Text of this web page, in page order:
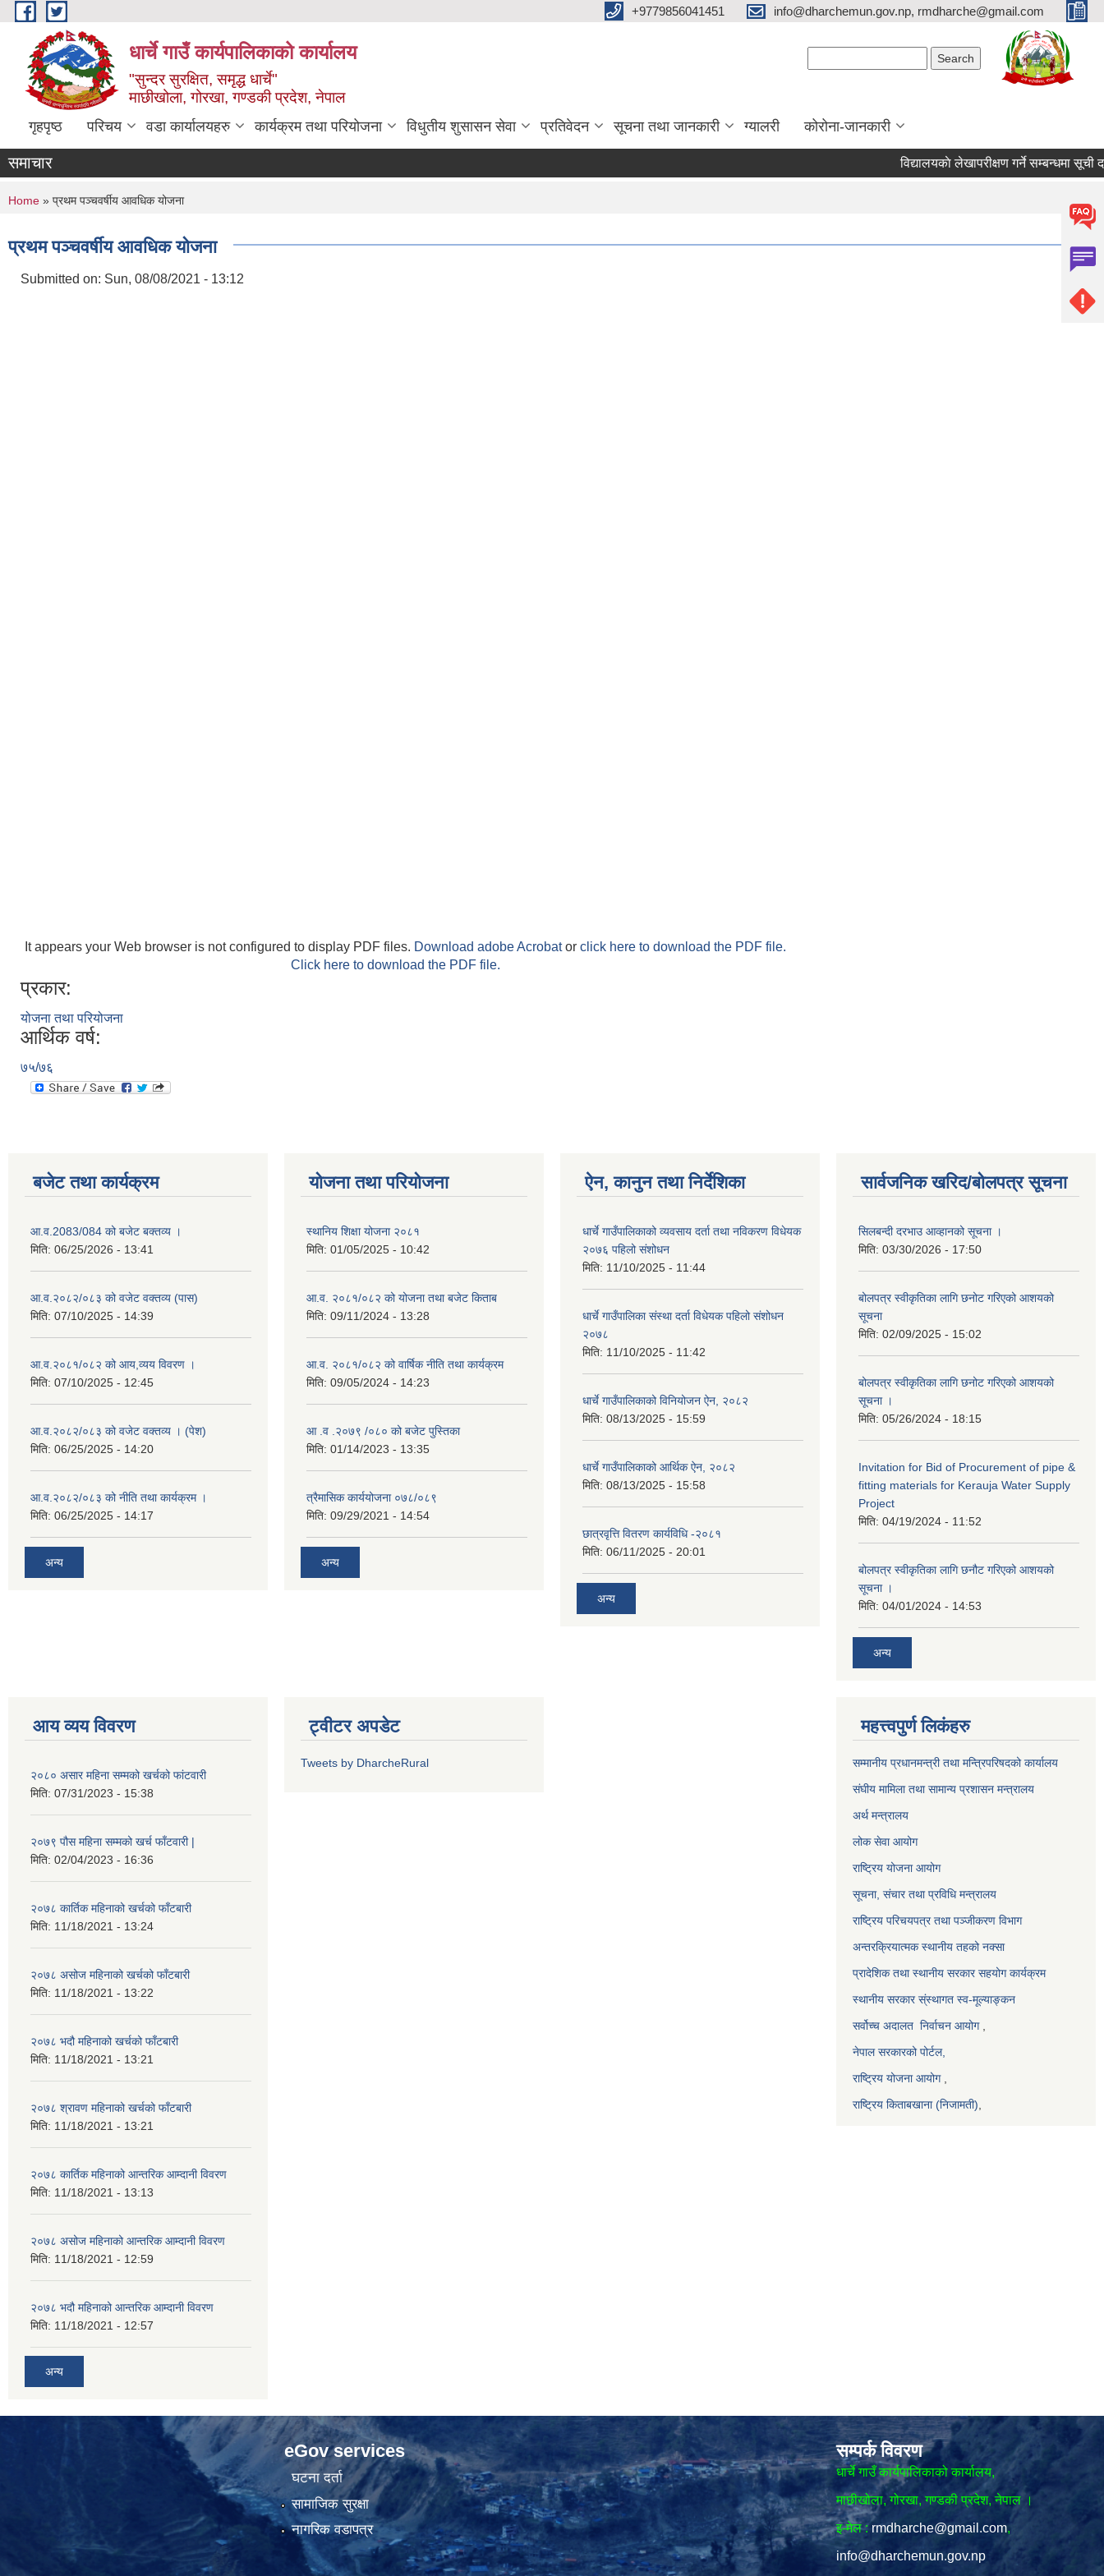
Skip to main content +9779856041451 info@dharchemun.gov.np, rmdharche@gmail.com
धार्चे गाउँ कार्यपालिकाको कार्यालय
"सुन्दर सुरक्षित, समृद्ध धार्चे"
माछीखोला, गोरखा, गण्डकी प्रदेश, नेपाल
गृहपृष्ठ परिचय वडा कार्यालयहरु कार्यक्रम तथा परियोजना विधुतीय शुसासन सेवा प्रतिवेदन सूचना तथा जानकारी ग्यालरी कोरोना-जानकारी
समाचार विद्यालयकाे लेखापरीक्षण गर्ने सम्बन्धमा सूची दर्ता
You are here
Home » प्रथम पञ्चवर्षीय आवधिक योजना
प्रथम पञ्चवर्षीय आवधिक योजना
Submitted on: Sun, 08/08/2021 - 13:12
It appears your Web browser is not configured to display PDF files. Download adobe Acrobator click here to download the PDF file.
Click here to download the PDF file.
प्रकार:
योजना तथा परियोजना
आर्थिक वर्ष:
७५/७६
बजेट तथा कार्यक्रम
आ.व.2083/084 को बजेट बक्तव्य ।
मिति: 06/25/2026 - 13:41
आ.व.२०८२/०८३ को वजेट वक्तव्य (पास)
मिति: 07/10/2025 - 14:39
आ.व.२०८१/०८२ को आय,व्यय विवरण ।
मिति: 07/10/2025 - 12:45
आ.व.२०८२/०८३ को वजेट वक्तव्य । (पेश)
मिति: 06/25/2025 - 14:20
आ.व.२०८२/०८३ को नीति तथा कार्यक्रम ।
मिति: 06/25/2025 - 14:17
अन्य
योजना तथा परियोजना
स्थानिय शिक्षा योजना २०८१
मिति: 01/05/2025 - 10:42
आ.व. २०८१/०८२ को योजना तथा बजेट किताब
मिति: 09/11/2024 - 13:28
आ.व. २०८१/०८२ को वार्षिक नीति तथा कार्यक्रम
मिति: 09/05/2024 - 14:23
आ .व .२०७९ /०८० को बजेट पुस्तिका
मिति: 01/14/2023 - 13:35
त्रैमासिक कार्ययोजना ०७८/०८९
मिति: 09/29/2021 - 14:54
अन्य
ऐन, कानुन तथा निर्देशिका
धार्चे गाउँपालिकाको व्यवसाय दर्ता तथा नविकरण विधेयक
२०७६ पहिलो संशोधन
मिति: 11/10/2025 - 11:44
धार्चे गाउँपालिका संस्था दर्ता विधेयक पहिलो संशोधन
२०७८
मिति: 11/10/2025 - 11:42
धार्चे गाउँपालिकाको विनियोजन ऐन, २०८२
मिति: 08/13/2025 - 15:59
धार्चे गाउँपालिकाको आर्थिक ऐन, २०८२
मिति: 08/13/2025 - 15:58
छात्रवृत्ति वितरण कार्यविधि -२०८१
मिति: 06/11/2025 - 20:01
अन्य
सार्वजनिक खरिद/बोलपत्र सूचना
सिलबन्दी दरभाउ आव्हानको सूचना ।
मिति: 03/30/2026 - 17:50
बोलपत्र स्वीकृतिका लागि छनोट गरिएको आशयको
सूचना
मिति: 02/09/2025 - 15:02
बोलपत्र स्वीकृतिका लागि छनोट गरिएको आशयको
सूचना ।
मिति: 05/26/2024 - 18:15
Invitation for Bid of Procurement of pipe &
fitting materials for Kerauja Water Supply
Project
मिति: 04/19/2024 - 11:52
बोलपत्र स्वीकृतिका लागि छनौट गरिएको आशयको
सूचना ।
मिति: 04/01/2024 - 14:53
अन्य
आय व्यय विवरण
२०८० असार महिना सम्मको खर्चको फांटवारी
मिति: 07/31/2023 - 15:38
२०७९ पौस महिना सम्मको खर्च फाँटवारी |
मिति: 02/04/2023 - 16:36
२०७८ कार्तिक महिनाको खर्चको फाँटबारी
मिति: 11/18/2021 - 13:24
२०७८ असोज महिनाको खर्चको फाँटबारी
मिति: 11/18/2021 - 13:22
२०७८ भदौ महिनाको खर्चको फाँटबारी
मिति: 11/18/2021 - 13:21
२०७८ श्रावण महिनाको खर्चको फाँटबारी
मिति: 11/18/2021 - 13:21
२०७८ कार्तिक महिनाको आन्तरिक आम्दानी विवरण
मिति: 11/18/2021 - 13:13
२०७८ असोज महिनाको आन्तरिक आम्दानी विवरण
मिति: 11/18/2021 - 12:59
२०७८ भदौ महिनाको आन्तरिक आम्दानी विवरण
मिति: 11/18/2021 - 12:57
अन्य
ट्वीटर अपडेट
Tweets by DharcheRural
महत्त्वपुर्ण लिकंहरु
सम्मानीय प्रधानमन्त्री तथा मन्त्रिपरिषदको कार्यालय
संघीय मामिला तथा सामान्य प्रशासन मन्त्रालय
अर्थ मन्त्रालय
लोक सेवा आयोग
राष्ट्रिय योजना आयोग
सूचना, संचार तथा प्रविधि मन्त्रालय
राष्ट्रिय परिचयपत्र तथा पञ्जीकरण विभाग
अन्तरक्रियात्मक स्थानीय तहको नक्सा
प्रादेशिक तथा स्थानीय सरकार सहयोग कार्यक्रम
स्थानीय सरकार स्ंस्थागत स्व-मूल्याङ्कन
सर्वोच्च अदालत निर्वाचन आयोग,
नेपाल सरकारको पोर्टल,
राष्ट्रिय योजना आयोग,
राष्ट्रिय किताबखाना (निजामती)
eGov services
घटना दर्ता
सामाजिक सुरक्षा
नागरिक वडापत्र
सम्पर्क विवरण
धार्चे गाउँ कार्यपालिकाको कार्यालय,
माछीखोला, गोरखा, गण्डकी प्रदेश, नेपाल ।
इ-मेल : rmdharche@gmail.com,
info@dharchemun.gov.np